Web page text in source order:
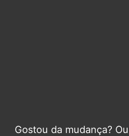
Gostou da mudança?